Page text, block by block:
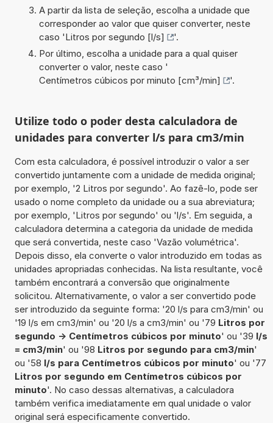
A partir da lista de seleção, escolha a unidade que
corresponder ao valor que quiser converter, neste
caso 'Litros por segundo [l/s]
'.
Por último, escolha a unidade para a qual quiser
converter o valor, neste caso '
Centímetros cúbicos por minuto [cm³/min]
'.
Utilize todo o poder desta calculadora de
unidades para converter l/s para cm3/min
Com esta calculadora, é possível introduzir o valor a ser
convertido juntamente com a unidade de medida original;
por exemplo, '2 Litros por segundo'. Ao fazê-lo, pode ser
usado o nome completo da unidade ou a sua abreviatura;
por exemplo, 'Litros por segundo' ou 'l/s'. Em seguida, a
calculadora determina a categoria da unidade de medida
que será convertida, neste caso 'Vazão volumétrica'.
Depois disso, ela converte o valor introduzido em todas as
unidades apropriadas conhecidas. Na lista resultante, você
também encontrará a conversão que originalmente
solicitou. Alternativamente, o valor a ser convertido pode
ser introduzido da seguinte forma: '20 l/s para cm3/min' ou
'19 l/s em cm3/min' ou '20 l/s a cm3/min' ou '79 Litros por
segundo -> Centímetros cúbicos por minuto' ou '39 l/s
= cm3/min' ou '98 Litros por segundo para cm3/min'
ou '58 l/s para Centímetros cúbicos por minuto' ou '77
Litros por segundo em Centímetros cúbicos por
minuto'. No caso dessas alternativas, a calculadora
também verifica imediatamente em qual unidade o valor
original será especificamente convertido.